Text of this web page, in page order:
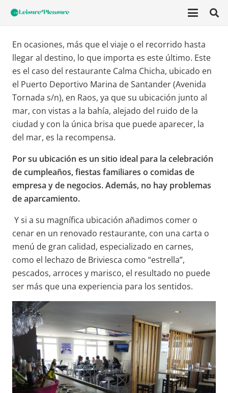
En ocasiones, más que el viaje o el recorrido hasta
llegar al destino, lo que importa es este último. Este
es el caso del restaurante Calma Chicha, ubicado en
el Puerto Deportivo Marina de Santander (Avenida
Tornada s/n), en Raos, ya que su ubicación junto al
mar, con vistas a la bahía, alejado del ruido de la
ciudad y con la única brisa que puede aparecer, la
del mar, es la recompensa.
Por su ubicación es un sitio ideal para la celebración
de cumpleaños, fiestas familiares o comidas de
empresa y de negocios.Además, no hay problemas
de aparcamiento.
Y si a su magnífica ubicación añadimos comer o
cenar en un renovado restaurante, con una carta o
menú de gran calidad, especializado en carnes,
como el lechazo de Briviesca como “estrella”,
pescados, arroces y marisco, el resultado no puede
ser más que una experiencia para los sentidos.